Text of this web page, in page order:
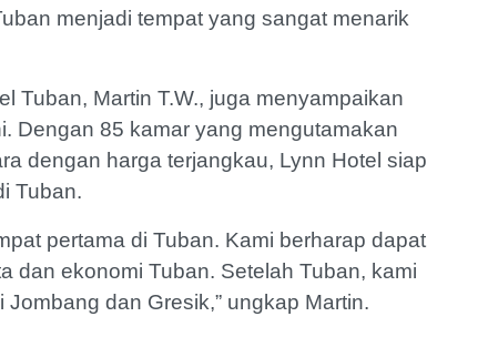
menjadi tempat yang sangat menarik
Tuban, Martin T.W., juga menyampaikan
Dengan 85 kamar yang mengutamakan
dengan harga terjangkau, Lynn Hotel siap
Tuban.
pertama di Tuban. Kami berharap dapat
dan ekonomi Tuban. Setelah Tuban, kami
dan Gresik,” ungkap Martin.